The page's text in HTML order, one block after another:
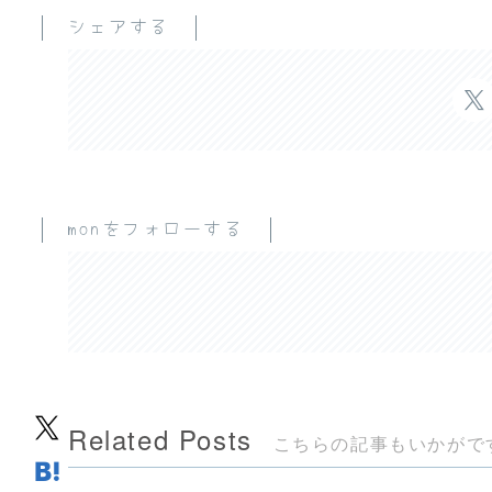
シェアする
monをフォローする
Related Posts こちらの記事もいかがで